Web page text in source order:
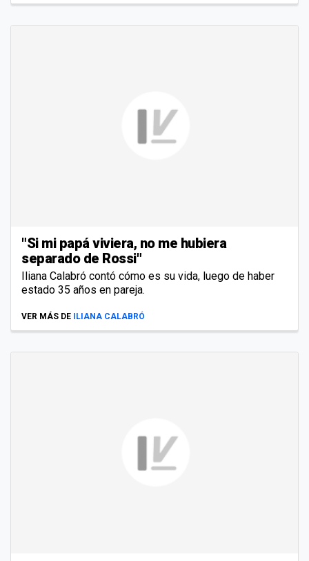
"Si mi papá viviera, no me hubiera
separado de Rossi"
Iliana Calabró contó cómo es su vida, luego de haber
estado 35 años en pareja.
VER MÁS DE ILIANA CALABRÓ